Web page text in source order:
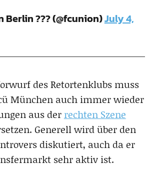
Berlin ??? (@fcunion)July 4,
des Retortenklubs muss
München auch immer wieder
aus der rechten Szene
Generell wird über den
diskutiert, auch da er
sehr aktiv ist.